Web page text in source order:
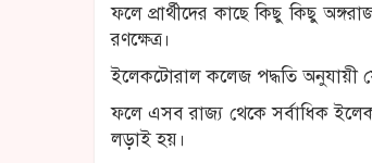
ফলে প্রার্থীদের কাছে কিছু কিছু
রণক্ষেত্র।
ইলেকটোরাল কলেজ পদ্ধতি অনুযায়ী
ফলে এসব রাজ্য থেকে সর্বাধিক
লড়াই হয়।